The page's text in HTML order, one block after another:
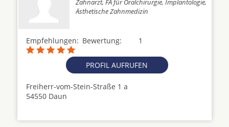
Zahnarzt, FA für Oralchirurgie, Implantologie,
Ästhetische Zahnmedizin
Empfehlungen: 1
Bewertung:
PROFIL AUFRUFEN
Freiherr-vom-Stein-Straße 1 a
54550 Daun